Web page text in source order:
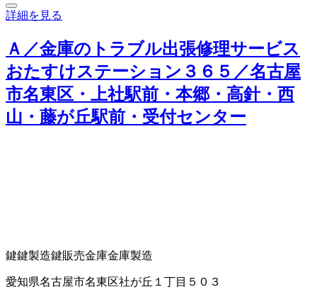
詳細を見る
Ａ／金庫のトラブル出張修理サービス
おたすけステーション３６５／名古屋
市名東区・上社駅前・本郷・高針・西
山・藤が丘駅前・受付センター
鍵鍵製造鍵販売金庫金庫製造
愛知県名古屋市名東区社が丘１丁目５０３